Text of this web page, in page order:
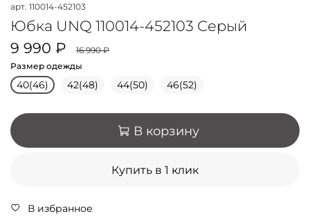
арт. 110014-452103
Юбка UNQ 110014-452103 Серый
9 990 ₽
16 990 ₽
Размер одежды
40(46) 42(48) 44(50) 46(52)
В корзину
Купить в 1 клик
В избранное